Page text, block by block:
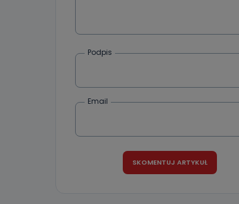
Państwo prawo do żądania od
ich kopii, a także żądania
oraz prawo wniesienia
Podpis
Email